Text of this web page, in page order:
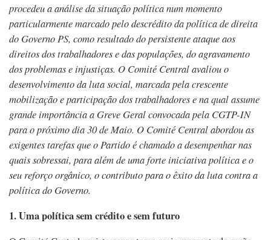
procedeu a análise da situação política num momento
particularmente marcado pelo descrédito da política de direita
do Governo PS, como resultado do persistente ataque aos
direitos dos trabalhadores e das populações, do agravamento
dos problemas e injustiças. O Comité Central avaliou o
desenvolvimento da luta social, marcada pela crescente
mobilização e participação dos trabalhadores e na qual assume
grande importância a Greve Geral convocada pela CGTP-IN
para o próximo dia 30 de Maio. O Comité Central abordou as
exigentes tarefas que o Partido é chamado a desempenhar nas
quais sobressai, para além de uma forte iniciativa política e o
seu reforço orgânico, o contributo para o êxito da luta contra a
política do Governo.
1. Uma política sem crédito e sem futuro